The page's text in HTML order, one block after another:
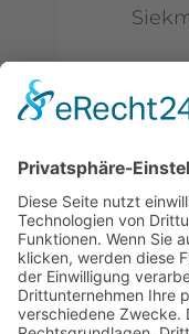
T
M